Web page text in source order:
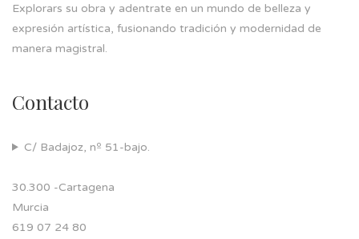
Explorars su obra y adentrate en un mundo de belleza y
expresión artística, fusionando tradición y modernidad de
manera magistral.
Contacto
C/ Badajoz, nº 51-bajo.
30.300 -Cartagena
Murcia
619 07 24 80